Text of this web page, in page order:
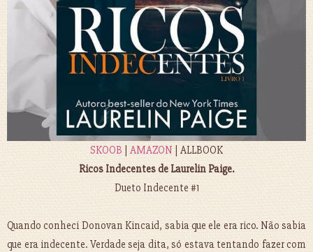
SKOOB|AMAZON| ALLBOOK
Ricos Indecentes de Laurelin Paige.
Dueto Indecente #1
Quando conheci Donovan Kincaid, sabia que ele era rico. Não sabia
que era indecente. Verdade seja dita, só estava tentando fazer com